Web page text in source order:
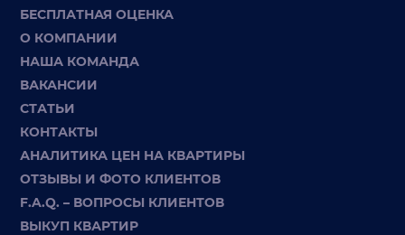
БЕСПЛАТНАЯ ОЦЕНКА
О КОМПАНИИ
НАША КОМАНДА
ВАКАНСИИ
СТАТЬИ
КОНТАКТЫ
АНАЛИТИКА ЦЕН НА КВАРТИРЫ
ОТЗЫВЫ И ФОТО КЛИЕНТОВ
F.A.Q. – ВОПРОСЫ КЛИЕНТОВ
ВЫКУП КВАРТИР